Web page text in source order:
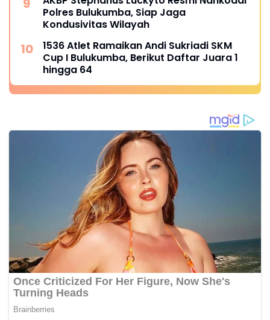
Polres Bulukumba, Siap Jaga
Kondusivitas Wilayah
1536 Atlet Ramaikan Andi Sukriadi SKM
Cup I Bulukumba, Berikut Daftar Juara 1
hingga 64